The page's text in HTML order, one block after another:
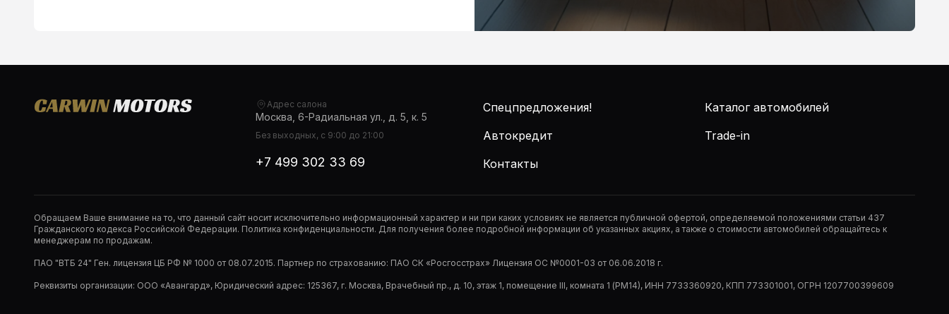
Адрес салона
Москва, 6-Радиальная ул., д. 5, к. 5
Без выходных, с 9:00 до 21:00
+7 499 302 33 69
Спецпредложения!
Каталог автомобилей
Автокредит
Trade-in
Контакты
Обращаем Ваше внимание на то, что данный сайт носит исключительно информационный характер и ни при каких условиях не является публичной офертой, определяемой положениями статьи 437
Гражданского кодекса Российской Федерации. Политика конфиденциальности. Для получения более подробной информации об указанных акциях, а также о стоимости автомобилей обращайтесь к
менеджерам по продажам.
ПАО "ВТБ 24" Ген. лицензия ЦБ РФ № 1000 от 08.07.2015. Партнер по страхованию: ПАО СК «Росгосстрах» Лицензия ОС №0001-03 от 06.06.2018 г.
Реквизиты организации: ООО «Авангард», Юридический адрес: 125367, г. Москва, Врачебный пр., д. 10, этаж 1, помещение III, комната 1 (РМ14), ИНН 7733360920, КПП 773301001, ОГРН 1207700399609